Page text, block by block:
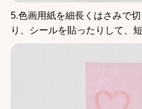
5.色画用紙を細長くはさみで
り、シールを貼ったりして、短